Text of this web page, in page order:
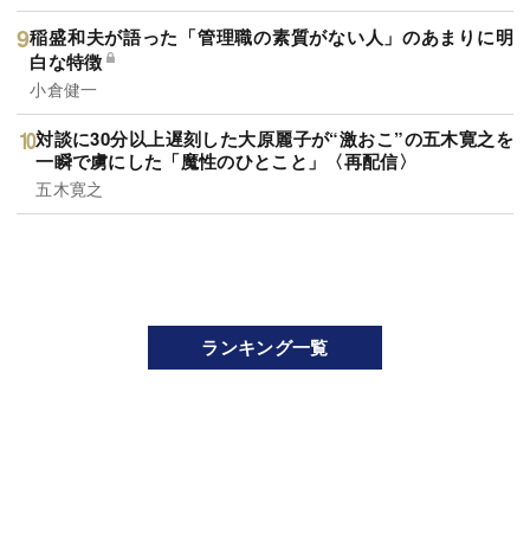
稲盛和夫が語った「管理職の素質がない人」のあまりに明
白な特徴
小倉健一
対談に30分以上遅刻した大原麗子が“激おこ”の五木寛之を
一瞬で虜にした「魔性のひとこと」〈再配信〉
五木寛之
ランキング一覧